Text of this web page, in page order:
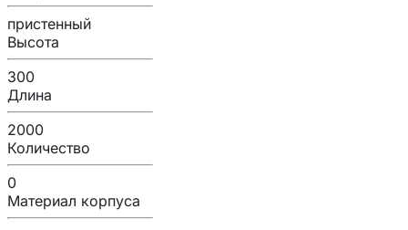
пристенный
Высота
300
Длина
2000
Количество
0
Материал корпуса